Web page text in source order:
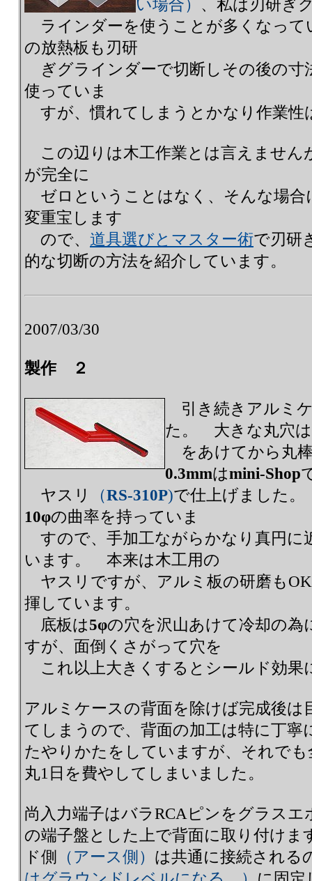
い場合） 、私は刃研ぎ
ラインダーを使うことが多くなっ
の放熱板も刃研
ぎグラインダーで切断しその後の寸
使っていま
すが、慣れてしまうとかなり作業性
この辺りは木工作業とは言えません
が完全に
ゼロということはなく、そんな場合
変重宝します
ので、 道具選びとマスター術で刃研
的な切断の方法を紹介しています。
2007/03/30
製作 ２
引き続きアルミ
た。 大きな丸穴は
をあけてから丸
0.3mmはmini-Shop
ヤスリ
（RS-310P)で仕上げました。
10φの曲率を持っていま
すので、手加工ながらかなり真円に
います。 本来は木工用の
ヤスリですが、アルミ板の研磨も
揮しています。
底板は5φの穴を沢山あけて冷却の
すが、面倒くさがって穴を
これ以上大きくするとシールド効果
アルミケースの背面を除けば完成後
てしまうので、背面の加工は特に丁
たやりかたをしていますが、それで
丸1日を費やしてしまいました。
尚入力端子はバラRCAピンをグラス
の端子盤とした上で背面に取り付け
ド側 （アース側） は共通に接続される